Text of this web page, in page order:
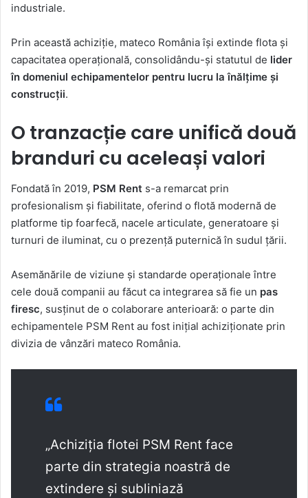
industriale.
Prin această achiziție, mateco România își extinde flota și
capacitatea operațională, consolidându-și statutul de lider
în domeniul echipamentelor pentru lucru la înălțime și
construcții.
O tranzacție care unifică două
branduri cu aceleași valori
Fondată în 2019, PSM Rent s-a remarcat prin
profesionalism și fiabilitate, oferind o flotă modernă de
platforme tip foarfecă, nacele articulate, generatoare și
turnuri de iluminat, cu o prezență puternică în sudul țării.
Asemănările de viziune și standarde operaționale între
cele două companii au făcut ca integrarea să fie un pas
firesc, susținut de o colaborare anterioară: o parte din
echipamentele PSM Rent au fost inițial achiziționate prin
divizia de vânzări mateco România.
„Achiziția flotei PSM Rent face
parte din strategia noastră de
extindere și subliniază